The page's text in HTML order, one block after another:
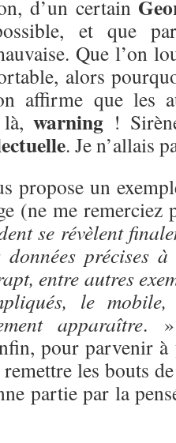
d’un certain
et que
Que l’on
alors
affirme que les
là,warning !
. Je n’allais
propose un
(ne me
se révèlent
précises
entre autres
le
apparaître. »
pour parvenir à
les bouts
partie par la